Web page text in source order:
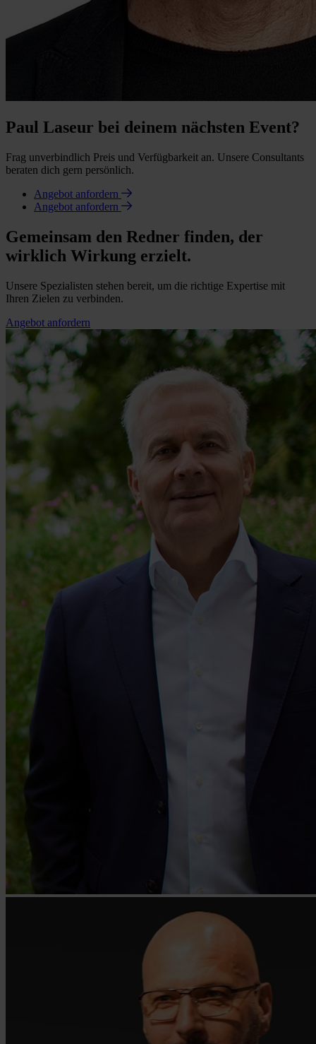
Paul Laseur bei deinem nächsten Event?
Frag unverbindlich Preis und Verfügbarkeit an. Unsere Consultants
beraten dich gern persönlich.
Angebot anfordern
Angebot anfordern
Gemeinsam den Redner finden, der
wirklich Wirkung erzielt.
Unsere Spezialisten stehen bereit, um die richtige Expertise mit
Ihren Zielen zu verbinden.
Angebot anfordern